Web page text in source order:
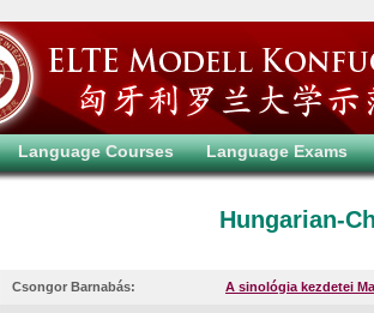
Language Courses Language Exams
Hungarian-
Csongor Barnabás: A sinológia kezdetei